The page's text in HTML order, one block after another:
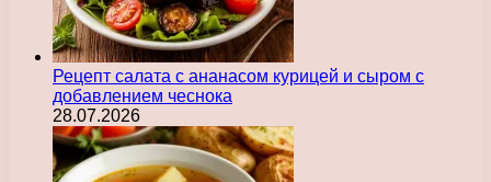
Рецепт салата с ананасом курицей и сыром с
добавлением чеснока
28.07.2026